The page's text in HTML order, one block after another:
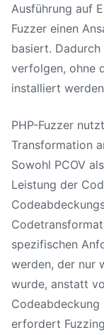
Ausführung auf
Fuzzer einen
basiert.
verfolgen, ohne
installiert
PHP-Fuzzer
Transformation
Sowohl PCOV
Leistung der
spezifischen
werden, der nur
wurde, anstatt
Codeabdeckung
erfordert